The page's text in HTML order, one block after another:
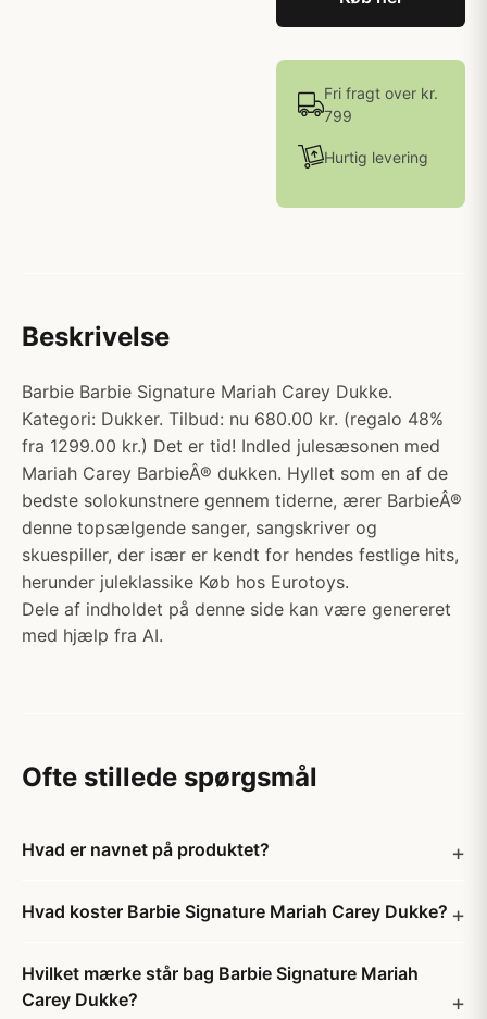
Fri fragt over kr.
799
Hurtig levering
Beskrivelse
Barbie Barbie Signature Mariah Carey Dukke.
Kategori: Dukker. Tilbud: nu 680.00 kr. (regalo 48%
fra 1299.00 kr.) Det er tid! Indled julesæsonen med
Mariah Carey BarbieÂ® dukken. Hyllet som en af de
bedste solokunstnere gennem tiderne, ærer BarbieÂ®
denne topsælgende sanger, sangskriver og
skuespiller, der især er kendt for hendes festlige hits,
herunder juleklassike Køb hos Eurotoys.
Dele af indholdet på denne side kan være genereret
med hjælp fra AI.
Ofte stillede spørgsmål
Hvad er navnet på produktet?
Hvad koster Barbie Signature Mariah Carey Dukke?
Hvilket mærke står bag Barbie Signature Mariah
Carey Dukke?